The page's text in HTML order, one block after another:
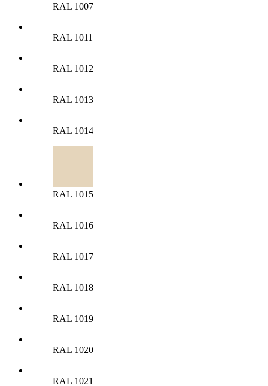
RAL 1007
RAL 1011
RAL 1012
RAL 1013
RAL 1014
RAL 1015
RAL 1016
RAL 1017
RAL 1018
RAL 1019
RAL 1020
RAL 1021